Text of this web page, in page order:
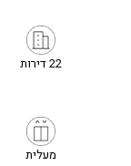
22 דירות
מעלית